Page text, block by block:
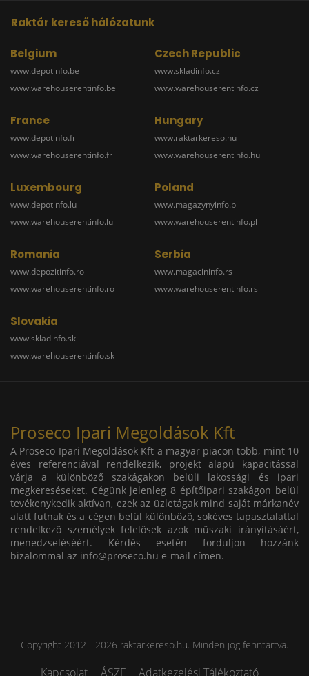
Raktár kereső hálózatunk
Belgium
www.depotinfo.be
www.warehouserentinfo.be
Czech Republic
www.skladinfo.cz
www.warehouserentinfo.cz
France
www.depotinfo.fr
www.warehouserentinfo.fr
Hungary
www.raktarkereso.hu
www.warehouserentinfo.hu
Luxembourg
www.depotinfo.lu
www.warehouserentinfo.lu
Poland
www.magazynyinfo.pl
www.warehouserentinfo.pl
Romania
www.depozitinfo.ro
www.warehouserentinfo.ro
Serbia
www.magacininfo.rs
www.warehouserentinfo.rs
Slovakia
www.skladinfo.sk
www.warehouserentinfo.sk
Proseco Ipari Megoldások Kft
A Proseco Ipari Megoldások Kft a magyar piacon több, mint 10
éves referenciával rendelkezik, projekt alapú kapacitással
várja a különböző szakágakon belüli lakossági és ipari
megkereséseket. Cégünk jelenleg 8 építőipari szakágon belül
tevékenykedik aktívan, ezek az üzletágak mind saját márkanév
alatt futnak és a cégen belül különböző, sokéves tapasztalattal
rendelkező személyek felelősek azok műszaki irányításáért,
menedzseléséért. Kérdés esetén forduljon hozzánk
bizalommal az info@proseco.hu e-mail címen.
Copyright 2012 - 2026 raktarkereso.hu. Minden jog fenntartva.
Kapcsolat ÁSZF Adatkezelési Tájékoztató